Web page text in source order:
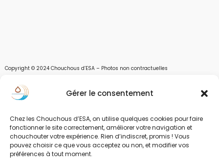
Gérer le consentement
Chez les Chouchous d’ESA, on utilise quelques cookies pour faire
fonctionner le site correctement, améliorer votre navigation et
chouchouter votre expérience. Rien d’indiscret, promis ! Vous
pouvez choisir ce que vous acceptez ou non, et modifier vos
préférences à tout moment.
Copyright © 2024 Chouchous d’ESA – Photos non contractuelles
Les chouchous d’Esa vous apportent toutes les solutions pour récupérer l’eau de
pluie, et des moyens pour stocker, filtrer, traiter et potabiliser l’eau d’un forage,
Soleil et Air nous proposons également des équipements pour décontaminer de
l’air par photocatalyse ou plasma froid et des équipements solaires.
www.chouchousdesa.fr est le site de e-commerce de la société ESA Evolutions,
une entreprise Normande au service de l’eau. L’eau est notre richesse et nous
devons limiter sa pollution et son gaspillage. L’eau, source de vie.